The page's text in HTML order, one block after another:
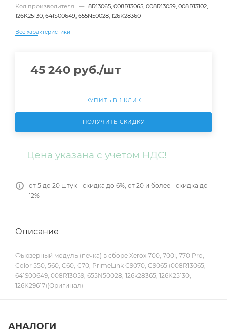
Код производителя
— 8R13065, 008R13065, 008R13059, 008R13102,
126K25130, 641S00649, 655N50028, 126K28360
Все характеристики
45 240 руб./шт
КУПИТЬ В 1 КЛИК
ПОЛУЧИТЬ СКИДКУ
Цена указана с учетом НДС!
от 5 до 20 штук - скидка до 6%, от 20 и более - скидка до
12%
Описание
Фьюзерный модуль (печка) в сборе Xerox 700, 700i, 770 Pro,
Color 550, 560, C60, C70, PrimeLink C9070, C9065 (008R13065,
641S00649, 008R13059, 655N50028, 126k28365, 126K25130,
126K29617)(Оригинал)
АНАЛОГИ